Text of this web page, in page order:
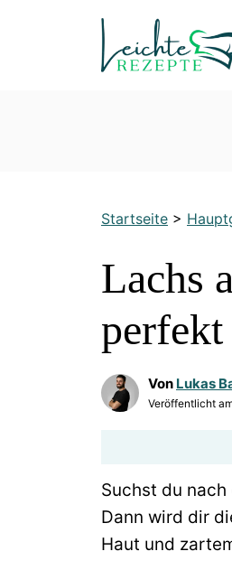
Startseite >
Lachs
Von Lukas
Veröffentlicht
Suchst du
Dann wird dir
Haut und